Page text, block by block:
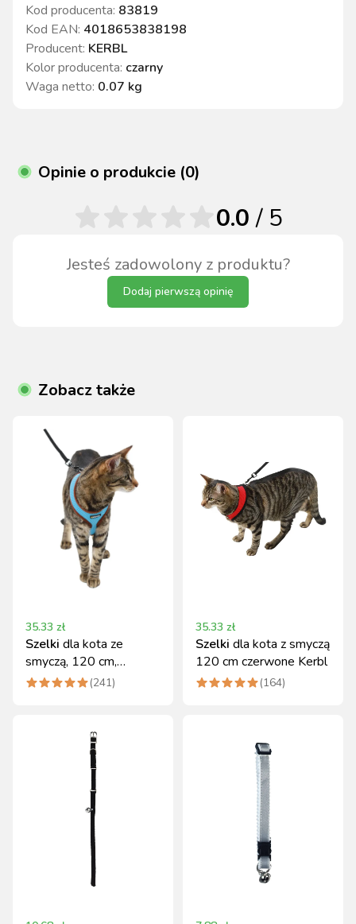
Kod producenta: 83819
Kod EAN: 4018653838198
Producent: KERBL
Kolor producenta: czarny
Waga netto: 0.07 kg
Opinie o produkcie (0)
Jesteś zadowolony z produktu?
Dodaj pierwszą opinię
0.0/ 5
Zobacz także
35.33 zł
Szelki dla kota ze
smyczą, 120 cm,
niebieskie Kerbl
(241)
35.33 zł
Szelki dla kota z smyczą
120 cm czerwone Kerbl
(164)